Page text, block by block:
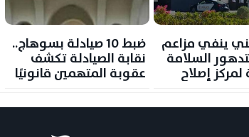
ينفي مزاعم
السلامة
لمركز إصلاح
ضبط 10 صيادلة بسوهاج..
نقابة الصيادلة تكشف
عقوبة المتهمين قانونيًا